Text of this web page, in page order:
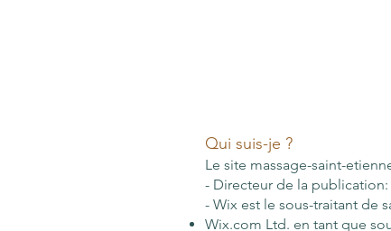
Qui suis-je ?
Le site massage-saint-
- Directeur de la publication:
- Wix est le sous-traitant de
Wix.com Ltd. en tant que